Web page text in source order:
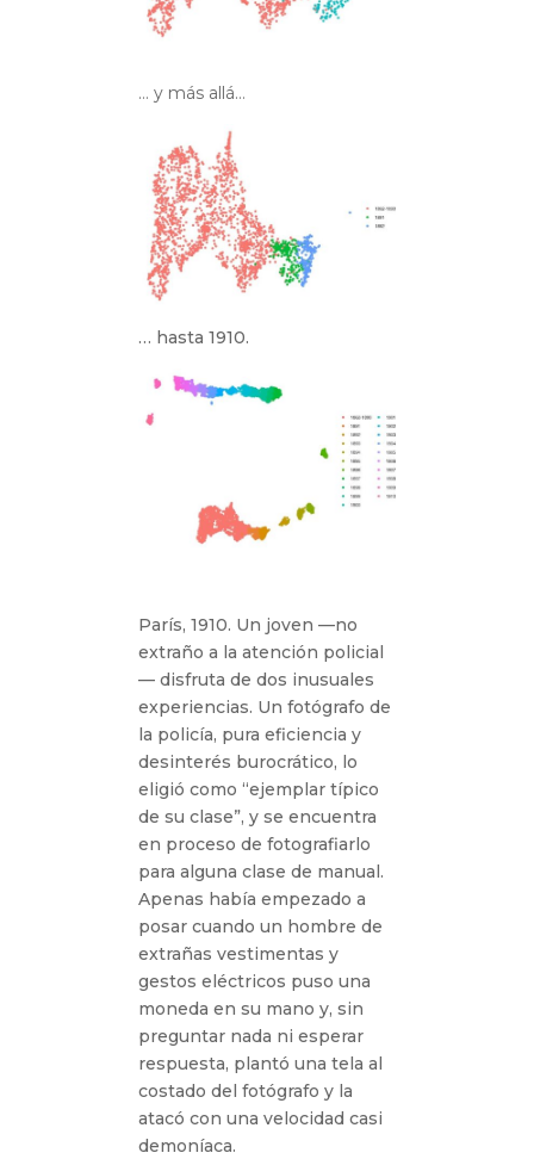
… y más allá…
… hasta 1910.
París, 1910. Un joven —no
extraño a la atención policial
— disfruta de dos inusuales
experiencias. Un fotógrafo de
la policía, pura eficiencia y
desinterés burocrático, lo
eligió como “ejemplar típico
de su clase”, y se encuentra
en proceso de fotografiarlo
para alguna clase de manual.
Apenas había empezado a
posar cuando un hombre de
extrañas vestimentas y
gestos eléctricos puso una
moneda en su mano y, sin
preguntar nada ni esperar
respuesta, plantó una tela al
costado del fotógrafo y la
atacó con una velocidad casi
demoníaca.